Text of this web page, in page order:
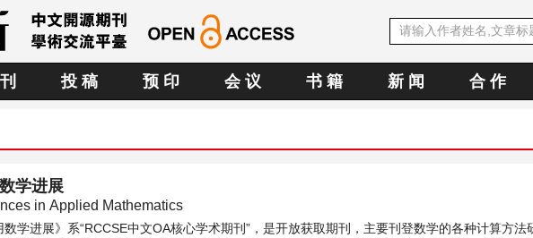
投 稿 预 印 会 议 书 籍 新 闻 合 作
学进展
in Applied Mathematics
数学进展》系“RCCSE中文OA核心学术期刊”，是开放获取期刊，主要刊登数学的各种计算方法